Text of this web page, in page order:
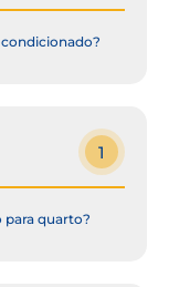
1
para quarto?